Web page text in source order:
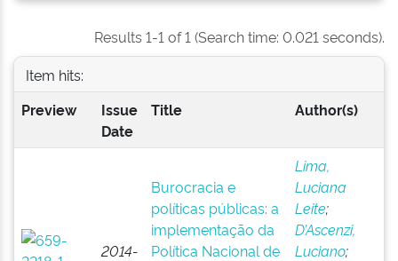
Results 1-1 of 1 (Search time: 0.021 seconds).
Item hits:
Preview
Issue
Date
Title Author(s)
2014-
Burocracia e
políticas públicas: a
implementação da
Política Nacional de
Lima,
Luciana
Leite;
D’Ascenzi,
Luciano;